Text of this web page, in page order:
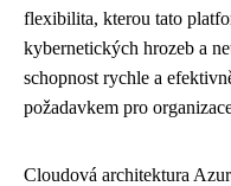
flexibilita, kterou tato
kybernetických hrozeb a
schopnost rychle a
požadavkem pro
Cloudová architektura